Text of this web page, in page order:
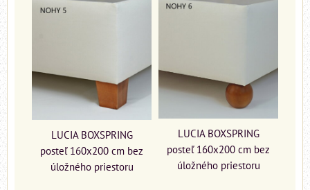
LUCIA BOXSPRING
posteľ 160x200 cm bez
úložného priestoru
LUCIA BOXSPRING
posteľ 160x200 cm bez
úložného priestoru